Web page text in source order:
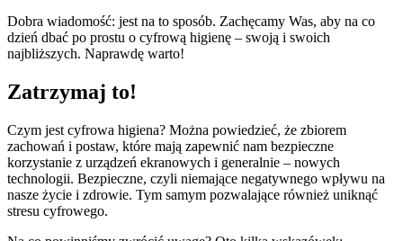
Dobra wiadomość: jest na to sposób. Zachęcamy Was, aby na co
dzień dbać po prostu o cyfrową higienę – swoją i swoich
najbliższych. Naprawdę warto!
Zatrzymaj to!
Czym jest cyfrowa higiena? Można powiedzieć, że zbiorem
zachowań i postaw, które mają zapewnić nam bezpieczne
korzystanie z urządzeń ekranowych i generalnie – nowych
technologii. Bezpieczne, czyli niemające negatywnego wpływu na
nasze życie i zdrowie. Tym samym pozwalające również uniknąć
stresu cyfrowego.